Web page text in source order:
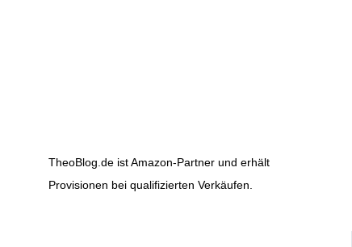
TheoBlog.de ist Amazon-Partner und erhält
Provisionen bei qualifizierten Verkäufen.